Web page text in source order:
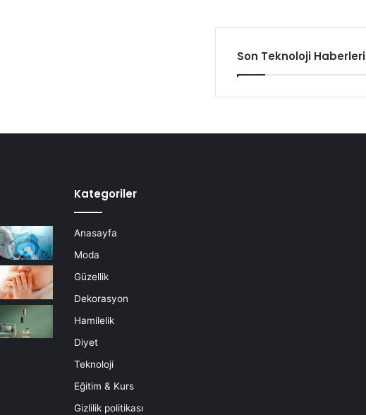
Son Teknoloji Haberleri
Kategoriler
Anasayfa
Moda
Güzellik
Dekorasyon
Hamilelik
Diyet
Teknoloji
Eğitim & Kurs
Gizlilik politikası